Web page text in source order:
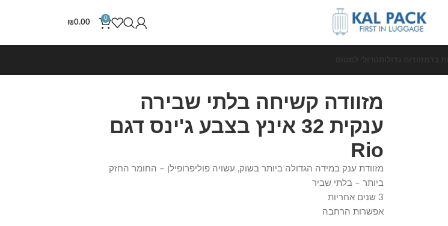
0
₪0.00
מזוודה קשיחה בלתי שבירה
ענקית 32 אינץ בצבע ג'ינס דגם
Rio
מזוודת ענק במידה הגדולה ביותר בשוק, עשויה פוליפרופילן – החומר החזק
ביותר – בלתי שביר
3 שנים אחריות
אפשרות הרחבה